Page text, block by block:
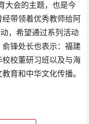
大会的主题，也是今
带领着优秀教师给阿
，希望通过系列活动
锋处长也表示：福建
校校董研习班以及与海
育和中华文化传播。